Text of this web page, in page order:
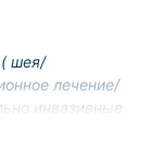
шея/
лечение/
инвазивные
диск